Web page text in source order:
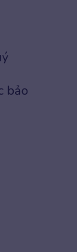
bảo